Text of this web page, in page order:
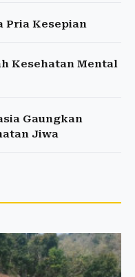
Pria Kesepian
Kesehatan Mental
Gaungkan
Jiwa